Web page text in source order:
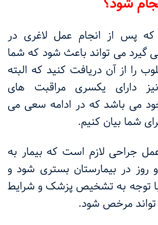
که پس از انجام عمل لاغری در
‌گیرد می‌ تواند باعث شود که شما
را از آن دریافت کنید که البته
دارای یکسری مراقبت های
می باشد که در ادامه سعی می
شما بیان کنیم.
جراحی لازم است که بیمار به
در بیمارستان بستری شود و
توجه به تشخیص پزشک و شرایط
تواند مرخص شود.